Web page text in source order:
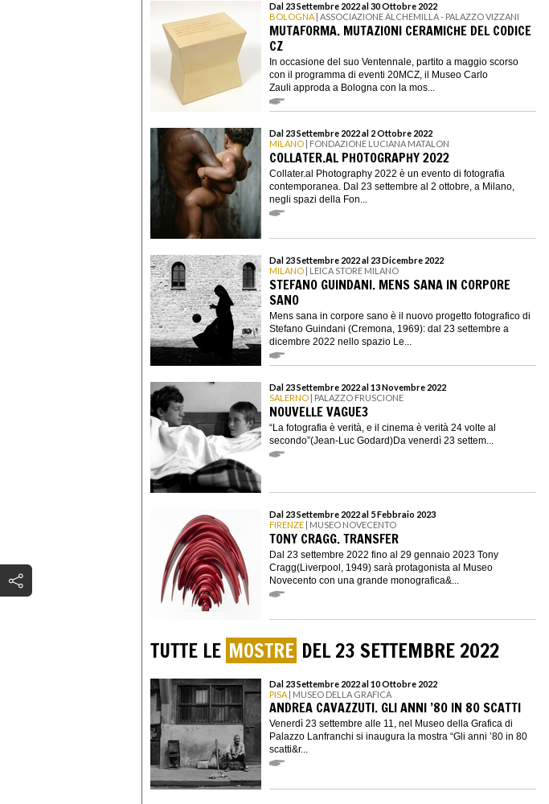
Dal 23 Settembre 2022 al 30 Ottobre 2022
BOLOGNA | ASSOCIAZIONE ALCHEMILLA - PALAZZO VIZZANI
MUTAFORMA. MUTAZIONI CERAMICHE DEL CODICE
CZ
In occasione del suo Ventennale, partito a maggio scorso
con il programma di eventi 20MCZ, il Museo Carlo
Zauli approda a Bologna con la mos...
Dal 23 Settembre 2022 al 2 Ottobre 2022
MILANO | FONDAZIONE LUCIANA MATALON
COLLATER.AL PHOTOGRAPHY 2022
Collater.al Photography 2022 è un evento di fotografia
contemporanea. Dal 23 settembre al 2 ottobre, a Milano,
negli spazi della Fon...
Dal 23 Settembre 2022 al 23 Dicembre 2022
MILANO | LEICA STORE MILANO
STEFANO GUINDANI. MENS SANA IN CORPORE
SANO
Mens sana in corpore sano è il nuovo progetto fotografico di
Stefano Guindani (Cremona, 1969): dal 23 settembre a
dicembre 2022 nello spazio Le...
Dal 23 Settembre 2022 al 13 Novembre 2022
SALERNO | PALAZZO FRUSCIONE
NOUVELLE VAGUE3
“La fotografia è verità, e il cinema è verità 24 volte al
secondo”(Jean-Luc Godard)Da venerdì 23 settem...
Dal 23 Settembre 2022 al 5 Febbraio 2023
FIRENZE | MUSEO NOVECENTO
TONY CRAGG. TRANSFER
Dal 23 settembre 2022 fino al 29 gennaio 2023 Tony
Cragg(Liverpool, 1949) sarà protagonista al Museo
Novecento con una grande monografica&...
TUTTE LE MOSTRE DEL 23 SETTEMBRE 2022
Dal 23 Settembre 2022 al 10 Ottobre 2022
PISA | MUSEO DELLA GRAFICA
ANDREA CAVAZZUTI. GLI ANNI ’80 IN 80 SCATTI
Venerdì 23 settembre alle 11, nel Museo della Grafica di
Palazzo Lanfranchi si inaugura la mostra “Gli anni ’80 in 80
scatti&r...